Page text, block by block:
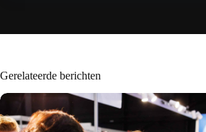
Gerelateerde berichten